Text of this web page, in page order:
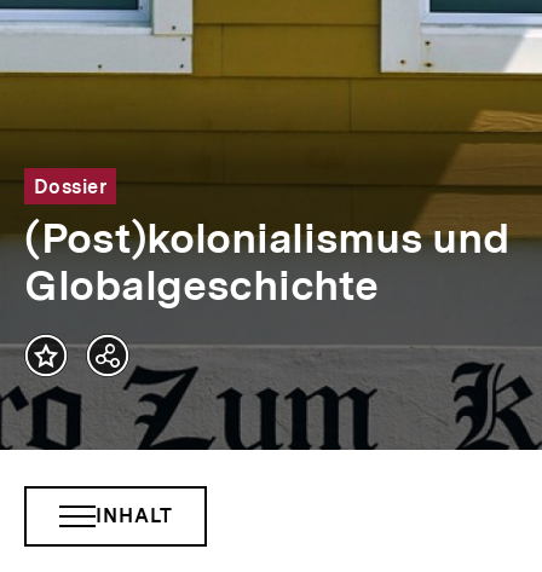
Dossier
(Post)kolonialismus und
Globalgeschichte
Teilen
Optionen
anzeigen
INHALTSNAVIGATION
ÖFFNEN
INHALT